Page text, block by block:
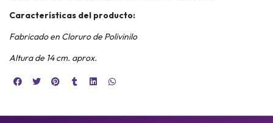
Características del producto:
Fabricado en Cloruro de Polivinilo
Altura de 14 cm. aprox.